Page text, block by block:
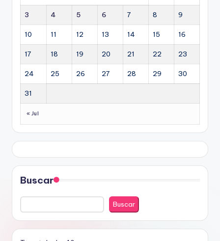
3 4 5 6 7 8 9
10 11 12 13 14 15 16
17 18 19 20 21 22 23
24 25 26 27 28 29 30
31
« Jul
Buscar
Buscar